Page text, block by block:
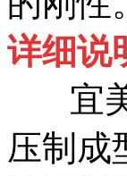
详细说
宜美
压制成